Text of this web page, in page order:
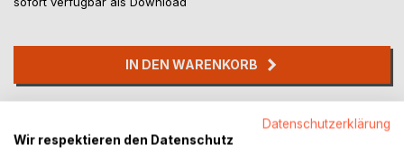
IN DEN WARENKORB
Titel bewerten
Datenschutzerklärung
Wir respektieren den Datenschutz